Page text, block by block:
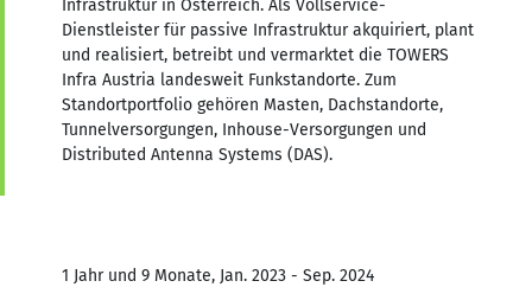
Infrastruktur in Österreich. Als Vollservice-
Dienstleister für passive Infrastruktur akquiriert, plant
und realisiert, betreibt und vermarktet die TOWERS
Infra Austria landesweit Funkstandorte. Zum
Standortportfolio gehören Masten, Dachstandorte,
Tunnelversorgungen, Inhouse-Versorgungen und
Distributed Antenna Systems (DAS).
1 Jahr und 9 Monate, Jan. 2023 - Sep. 2024